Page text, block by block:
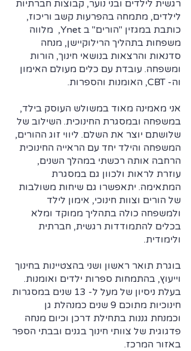
רגשית לילדים ובני נוער, קבוצות חברתיות
לילדים, מתמחה בהפרעות קשב וריכוז,
כותבת במגזין "הורים" ב Ynet, מלווה
משפחות בתהליך הרילוקיישן, מנחה
סדנאות והרצאות בנושאי חינוך, הורות
ומשפחה. עובדת עם כלים מעולם האימון
וה- CBT, האומנות והספרות.
אני מאמינה מאוד במשולש העוסק בילד,
במשפחה ובמסגרת החינוכית. השילוב של
שלושתם יוצר את השלם. ליווי זוג ההורים,
המשפחה והילד יחד עם הראייה החינוכית
הרחבה אותה רכשתי במהלך השנים,
עוזרת לראות ולכוון גם במסגרת
המתאימה. יתאפשרו גם שיחות משולבות
של הורים וצוות חינוכי, אימון לילד
ולמשפחה כולה בתהליך ממוקד ומלא
בכלים להתמודדות רגשית, חברתית
ולימודית.
בוגרת תואר ראשון ושני בהצטיינות בחינוך
וייעוץ, בהתמחות ספרות ילדים ואומנות.
בעלת ניסיון של מעל ל- 13 שנים במסגרות
חינוכיות מתוכם 9 שנים כמנהלת גן
וכמנחת גננות בתחילת דרכן וכיום מנחה
פדגוגית של צוותי חינוך בגנים ובבתי הספר
באזור המרכז.